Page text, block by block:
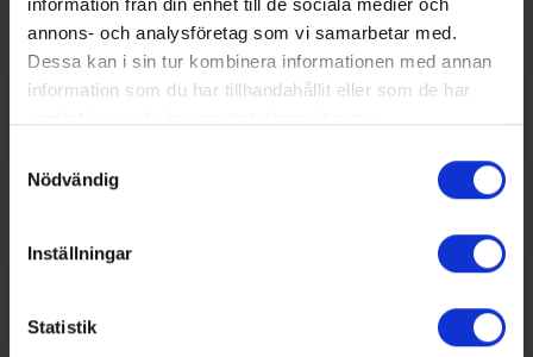
information från din enhet till de sociala medier och
annons- och analysföretag som vi samarbetar med.
Dessa kan i sin tur kombinera informationen med annan
information som du har tillhandahållit eller som de har
Nödvändig
Inställningar
Statistik